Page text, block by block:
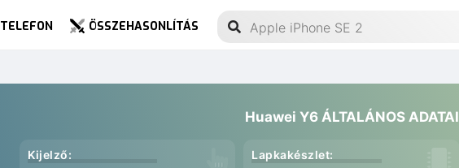
TELEFON ÖSSZEHASONLÍTÁS
Huawei Y6 ÁLTALÁNOS ADATAI
Kijelző:
Lapkakészlet: